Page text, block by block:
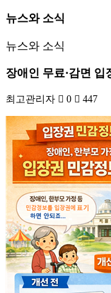
뉴스와 소식
뉴스와 소식
장애인 무료·감면
최고관리자 0 447